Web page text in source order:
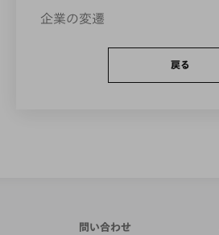
企業の変遷
戻る
問い合わせ